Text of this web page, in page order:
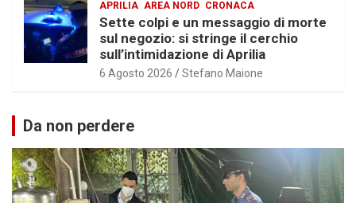
APRILIA AREA NORD CRONACA
Sette colpi e un messaggio di morte
sul negozio: si stringe il cerchio
sull’intimidazione di Aprilia
6 Agosto 2026 Stefano Maione
Da non perdere